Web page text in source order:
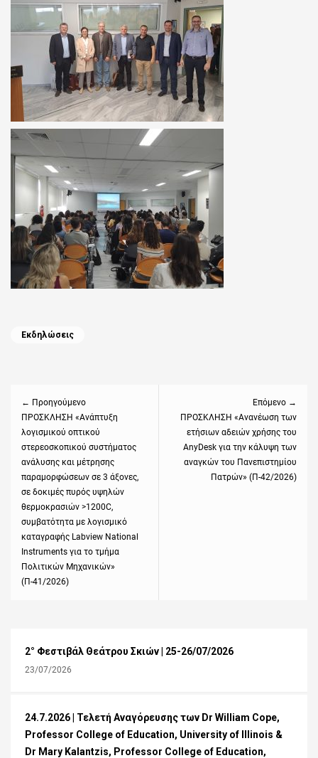
Categories
Εκδηλώσεις
← Προηγούμενο
Previous
post:
ΠΡΟΣΚΛΗΣΗ «Ανάπτυξη
λογισμικού οπτικού
στερεοσκοπικού συστήματος
ανάλυσης και μέτρησης
παραμορφώσεων σε 3 άξονες,
σε δοκιμές πυρός υψηλών
θερμοκρασιών >1200C,
συμβατότητα με λογισμικό
καταγραφής Labview National
Instruments για το τμήμα
Πολιτικών Μηχανικών»
(Π-41/2026)
Επόμενο →
Next
post:
ΠΡΟΣΚΛΗΣΗ «Ανανέωση των
ετήσιων αδειών χρήσης του
AnyDesk για την κάλυψη των
αναγκών του Πανεπιστημίου
Πατρών» (Π-42/2026)
2° Φεστιβάλ Θεάτρου Σκιών | 25-26/07/2026
23/07/2026
24.7.2026 | Τελετή Αναγόρευσης των Dr William Cope,
Professor College of Education, University of Illinois &
Dr Mary Kalantzis, Professor College of Education,